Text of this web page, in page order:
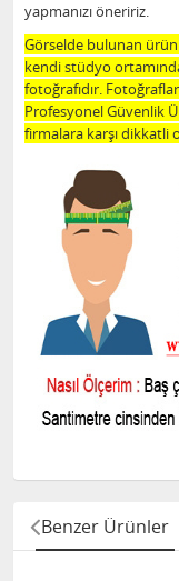
yapmanızı öneririz.
Görselde bulunan ürün
kendi stüdyo
fotoğrafıdır.
Profesyonel Güvenlik
firmalara karşı dikkatli
Benzer Ürünler